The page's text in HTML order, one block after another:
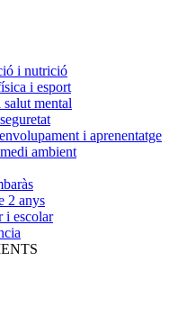
i nutrició
i esport
salut mental
i aprenentatge
ambient
2 anys
i escolar